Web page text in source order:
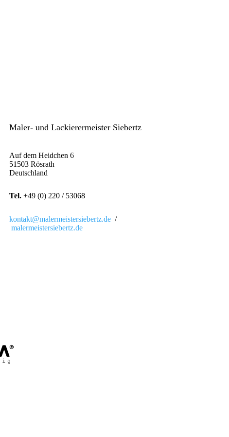
Maler- und Lackierermeister Siebertz
Auf dem Heidchen 6
51503 Rösrath
Deutschland
Tel.+49 (0) 220 / 53068
kontakt@malermeistersiebertz.de/
malermeistersiebertz.de